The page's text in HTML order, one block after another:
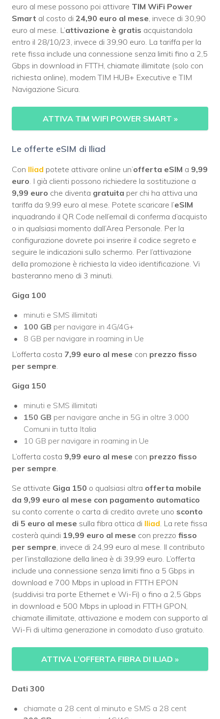
euro al mese possono poi attivare TIM WiFi Power
Smart al costo di 24,90 euro al mese , invece di 30,90
euro al mese. L’attivazione è gratis acquistandola
entro il 28/10/23, invece di 39,90 euro. La tariffa per la
rete fissa include una connessione senza limiti fino a 2,5
Gbps in download in FTTH, chiamate illimitate (solo con
richiesta online), modem TIM HUB+ Executive e TIM
Navigazione Sicura.
ATTIVA TIM WIFI POWER SMART »
Le offerte eSIM di Iliad
Con Iliad potete attivare online un’offerta eSIM a 9,99
euro . I già clienti possono richiedere la sostituzione a
9,99 euro che diventa gratuita per chi ha attiva una
tariffa da 9,99 euro al mese. Potete scaricare l’eSIM
inquadrando il QR Code nell’email di conferma d’acquisto
o in qualsiasi momento dall’Area Personale. Per la
configurazione dovrete poi inserire il codice segreto e
seguire le indicazioni sullo schermo. Per l’attivazione
della promozione è richiesta la video identificazione. Vi
basteranno meno di 3 minuti.
Giga 100
minuti e SMS illimitati
100 GB per navigare in 4G/4G+
8 GB per navigare in roaming in Ue
L’offerta costa 7,99 euro al mese con prezzo fisso
per sempre
Giga 150
minuti e SMS illimitati
150 GB per navigare anche in 5G in oltre 3.000
Comuni in tutta Italia
10 GB per navigare in roaming in Ue
L’offerta costa 9,99 euro al mese con prezzo fisso
per sempre
Se attivate Giga 150 o qualsiasi altra offerta mobile
da 9,99 euro al mese con pagamento automatico
su conto corrente o carta di credito avrete uno sconto
di 5 euro al mese sulla fibra ottica di Iliad . La rete fissa
costerà quindi 19,99 euro al mese con prezzo fisso
per sempre , invece di 24,99 euro al mese. Il contributo
per l’installazione della linea è di 39,99 euro. L’offerta
include una connessione senza limiti fino a 5 Gbps in
download e 700 Mbps in upload in FTTH EPON
(suddivisi tra porte Ethernet e Wi-Fi) o fino a 2,5 Gbps
in download e 500 Mbps in upload in FTTH GPON,
chiamate illimitate, attivazione e modem con supporto al
Wi-Fi di ultima generazione in comodato d’uso gratuito.
ATTIVA L’OFFERTA FIBRA DI ILIAD »
Dati 300
chiamate a 28 cent al minuto e SMS a 28 cent